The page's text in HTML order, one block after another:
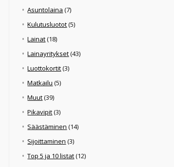
Asuntolaina (7)
Kulutusluotot(5)
Lainat(18)
Lainayritykset(43)
Luottokortit(3)
Matkailu (5)
Muut(39)
Pikavipit(3)
Säästäminen (14)
Sijoittaminen (3)
Top 5 ja 10 listat(12)